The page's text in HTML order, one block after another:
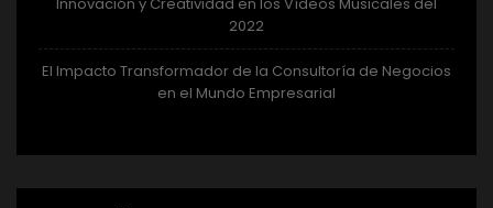
2022
El Impacto Transformador de la Consultoría de Negocios
en el Mundo Empresarial